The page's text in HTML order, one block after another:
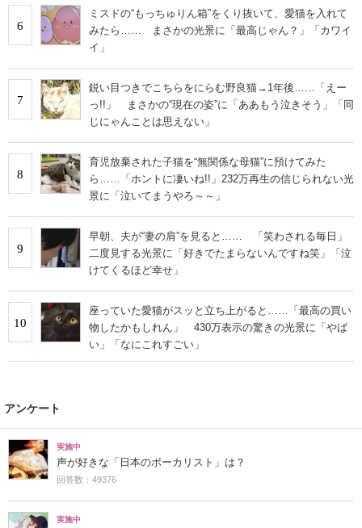
6
ミスドの“もっちゅりん箱”をくり抜いて、愛猫を入れて
みたら…… まさかの光景に「最高じゃん？」「カワイ
イ」
7
鋭い目つきでこちらをにらむ野良猫→1年後……「えー
っ!!」 まさかの“現在の姿”に「ああもう泣きそう」「同
じにゃんことは思えない」
8
育児放棄された子猫を“無関係な母猫”に預けてみた
ら……「ホントに凄いね!!」232万再生の信じられない光
景に「泣いてまうやろ～～」
9
早朝、夫が“妻の肩”を見ると…… 「笑わされる毎日」
二度見する光景に「好きでたまらないんですね笑」「泣
けてくるほど幸せ」
10
座っていた愛猫がスッと立ち上がると……「最高の買い
物したかもしれん」 430万表示の驚きの光景に「やば
い」「なにこれすごい」
アンケート
実施中
声が好きな「日本のボーカリスト」は？
回答数：49376
実施中